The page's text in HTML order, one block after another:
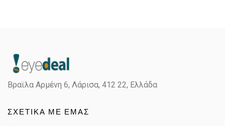
Βραϊλα Αρμένη 6, Λάρισα, 412 22, Ελλάδα
ΣΧΕΤΙΚΑ ΜΕ ΕΜΑΣ